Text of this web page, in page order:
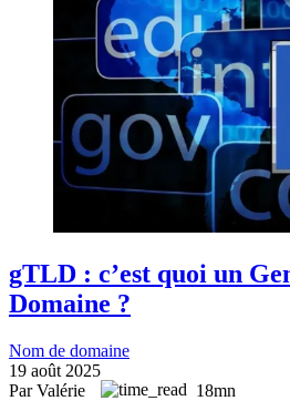
gTLD : c’est quoi un
Domaine ?
Nom de domaine
19 août 2025
Par Valérie
18mn